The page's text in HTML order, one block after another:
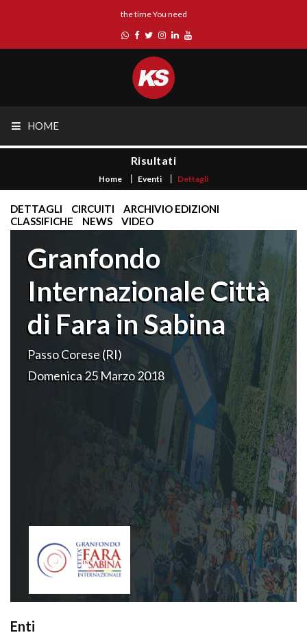
the time You need
HOME
Risultati
Home Eventi Dettagli
DETTAGLI CIRCUITI
ARCHIVIO EDIZIONI
CLASSIFICHE
NEWS VIDEO
Granfondo
Internazionale Città
di Fara in Sabina
Passo Corese (RI)
Domenica 25 Marzo 2018
Enti